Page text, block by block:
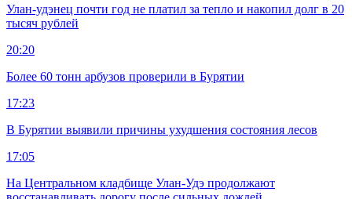
Улан-удэнец почти год не платил за тепло и накопил долг в 20
тысяч рублей
20:20
Более 60 тонн арбузов проверили в Бурятии
17:23
В Бурятии выявили причины ухудшения состояния лесов
17:05
На Центральном кладбище Улан-Удэ продолжают